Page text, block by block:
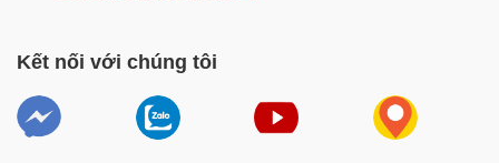
Kết nối với chúng tôi